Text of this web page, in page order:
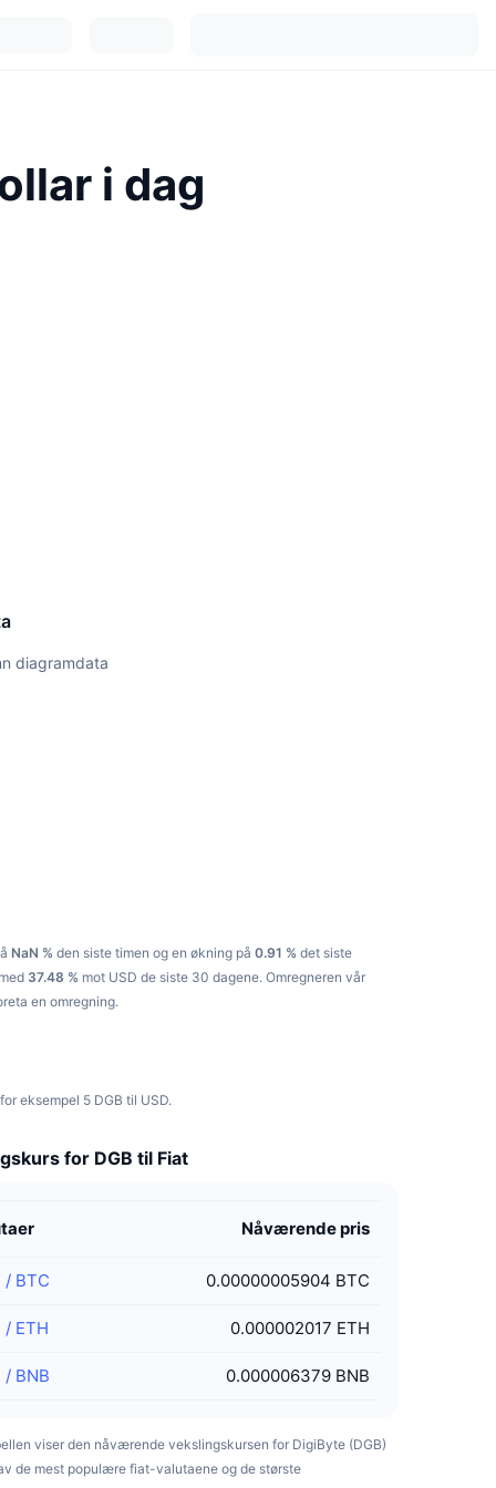
i dag
diagramdata
NaN % den siste timen og en økning på 0.91 % det siste
37.48 % mot USD de siste 30 dagene. Omregneren vår
en omregning.
eksempel 5 DGB til USD.
for DGB til Fiat
Nåværende pris
/ BTC 0.00000005904 BTC
/ ETH 0.000002017 ETH
/ BNB 0.000006379 BNB
viser den nåværende vekslingskursen for DigiByte (DGB)
de mest populære fiat-valutaene og de største